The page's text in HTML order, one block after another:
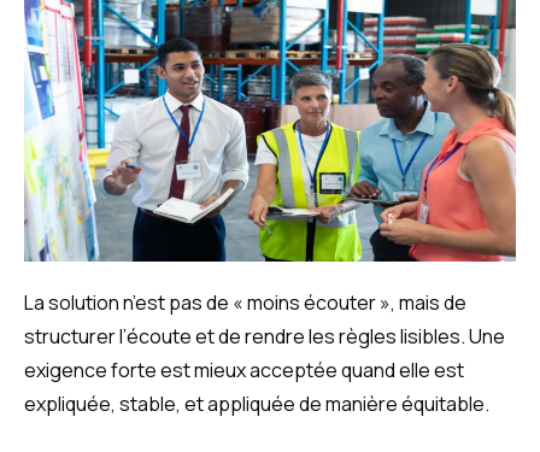
La solution n’est pas de « moins écouter », mais de
structurer l’écoute et de rendre les règles lisibles. Une
exigence forte est mieux acceptée quand elle est
expliquée, stable, et appliquée de manière équitable.